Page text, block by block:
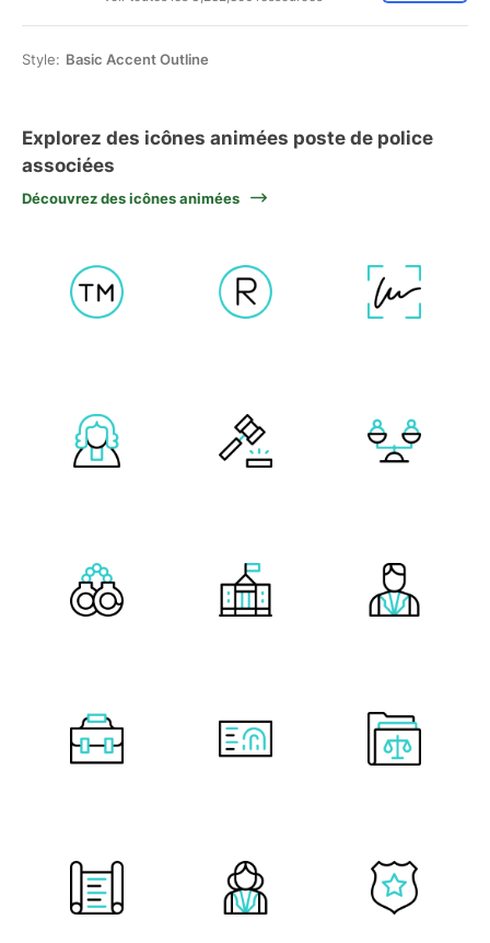
Style: Basic Accent Outline
Explorez des icônes animées poste de police
associées
Découvrez des icônes animées